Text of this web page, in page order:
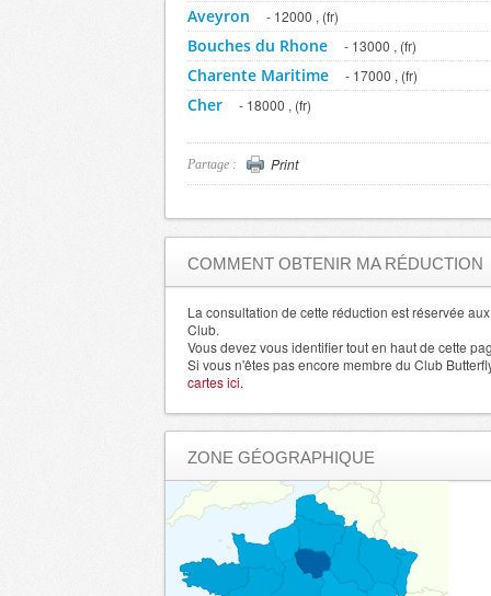
Aveyron - 12000 , (fr)
Bouches du Rhone - 13000 , (fr)
Charente Maritime - 17000 , (fr)
Cher - 18000 , (fr)
Corse du Sud
Cote d'Or - 21000 , (fr)
Cotes d'Armor
Creuse - 23000 , (fr)
Dordogne - 24000 , (fr)
Doubs - 25000 , (fr)
Herault - 34000 , (fr)
Indre - 36000 , (fr)
Indre et Loire - 37000 , (fr)
Isere - 38000 , (fr)
Jura - 39000 , (fr)
Landes - 40000 , (fr)
Loir et Cher - 41000 , (fr)
Partage : Print
COMMENT OBTENIR MA RÉDUCTION
La consultation de cette réduction est réservée
Club.
Vous devez vous identifier tout en haut de cette
Si vous n'êtes pas encore membre du Club
cartes ici.
ZONE GÉOGRAPHIQUE